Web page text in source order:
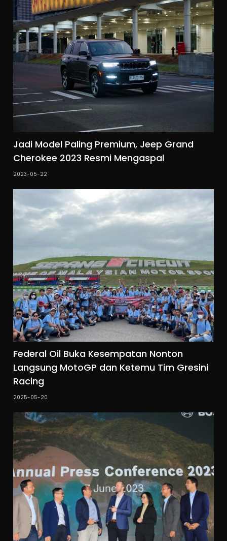
Jadi Model Paling Premium, Jeep Grand
Cherokee 2023 Resmi Mengaspal
2023-05-22
Federal Oil Buka Kesempatan Nonton
Langsung MotoGP dan Ketemu Tim Gresini
Racing
2025-05-20